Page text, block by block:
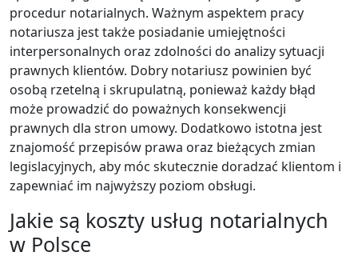
procedur notarialnych. Ważnym aspektem pracy
notariusza jest także posiadanie umiejętności
interpersonalnych oraz zdolności do analizy sytuacji
prawnych klientów. Dobry notariusz powinien być
osobą rzetelną i skrupulatną, ponieważ każdy błąd
może prowadzić do poważnych konsekwencji
prawnych dla stron umowy. Dodatkowo istotna jest
znajomość przepisów prawa oraz bieżących zmian
legislacyjnych, aby móc skutecznie doradzać klientom i
zapewniać im najwyższy poziom obsługi.
Jakie są koszty usług notarialnych
w Polsce